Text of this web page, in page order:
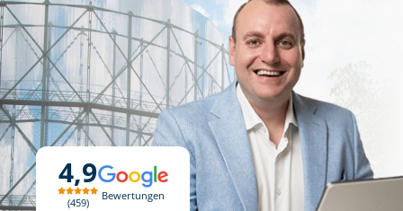
4,9
459
Bewertungen